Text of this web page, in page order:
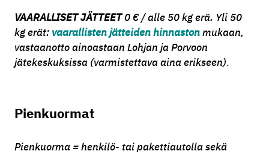
VAARALLISET JÄTTEET0 € / alle 50 kg erä. Yli 50
kg erät: vaarallisten jätteiden hinnastonmukaan,
vastaanotto ainoastaan Lohjan ja Porvoon
jätekeskuksissa (varmistettava aina erikseen).
Pienkuormat
Pienkuorma = henkilö- tai pakettiautolla sekä